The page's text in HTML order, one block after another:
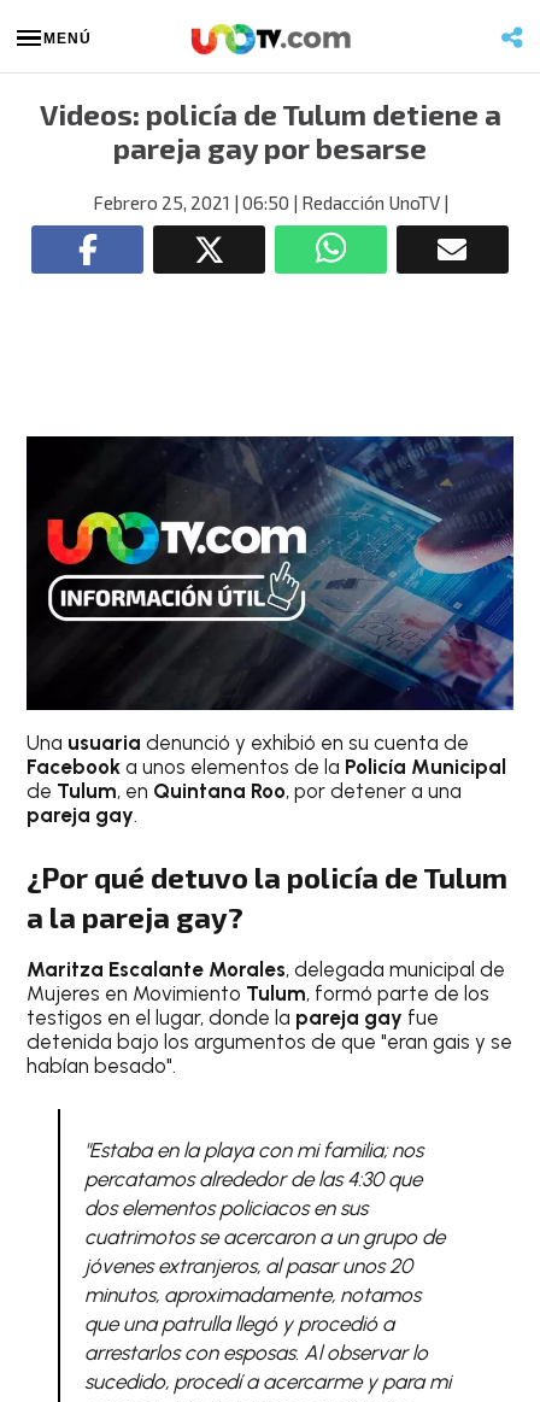
MENÚ
Videos: policía de Tulum detiene a
pareja gay por besarse
Febrero 25, 2021 | 06:50 | Redacción UnoTV|
Una usuaria denunció y exhibió en su cuenta de
Facebooka unos elementos de la Policía Municipal
de Tulum, en Quintana Roo, por detener a una
pareja gay.
¿Por qué detuvo la policía de Tulum
a la pareja gay?
Maritza Escalante Morales, delegada municipal de
Mujeres en Movimiento Tulum, formó parte de los
testigos en el lugar, donde la pareja gay fue
detenida bajo los argumentos de que "eran gais y se
habían besado".
"Estaba en la playa con mi familia; nos
percatamos alrededor de las 4:30 que
dos elementos policiacos en sus
cuatrimotos se acercaron a un grupo de
jóvenes extranjeros, al pasar unos 20
minutos, aproximadamente, notamos
que una patrulla llegó y procedió a
arrestarlos con esposas. Al observar lo
sucedido, procedí a acercarme y para mi